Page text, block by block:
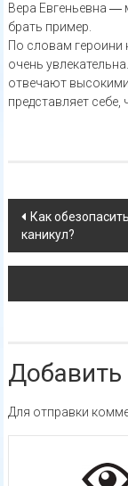
Вера Евгеньевна ―
брать пример.
По словам
очень
отвечают
представляет
Навигация
по
Как
каникул?
Для отправки